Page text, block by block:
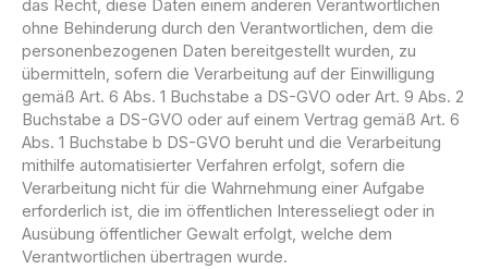
das Recht, diese Daten einem anderen Verantwortlichen
ohne Behinderung durch den Verantwortlichen, dem die
personenbezogenen Daten bereitgestellt wurden, zu
übermitteln, sofern die Verarbeitung auf der Einwilligung
gemäß Art. 6 Abs. 1 Buchstabe a DS-GVO oder Art. 9 Abs. 2
Buchstabe a DS-GVO oder auf einem Vertrag gemäß Art. 6
Abs. 1 Buchstabe b DS-GVO beruht und die Verarbeitung
mithilfe automatisierter Verfahren erfolgt, sofern die
Verarbeitung nicht für die Wahrnehmung einer Aufgabe
erforderlich ist, die im öffentlichen Interesseliegt oder in
Ausübung öffentlicher Gewalt erfolgt, welche dem
Verantwortlichen übertragen wurde.